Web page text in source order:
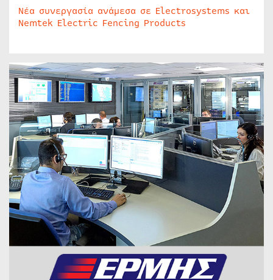
Νέα συνεργασία ανάμεσα σε Electrosystems και
Nemtek Electric Fencing Products